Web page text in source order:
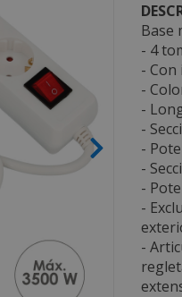
Base
- 4
-
-
-
-
-
-
-
-
-